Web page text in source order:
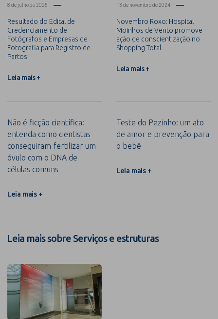
8 de julho de 2025
Resultado do Edital de
Credenciamento de
Fotógrafos e Empresas de
Fotografia para Registro de
Partos
Leia mais +
13 de novembro de 2024
Novembro Roxo: Hospital
Moinhos de Vento promove
ação de conscientização no
Shopping Total
Leia mais +
Não é ficção científica:
entenda como cientistas
conseguiram fertilizar um
óvulo com o DNA de
células comuns
Leia mais +
Teste do Pezinho: um ato
de amor e prevenção para
o bebê
Leia mais +
Leia mais sobre Serviços e estruturas